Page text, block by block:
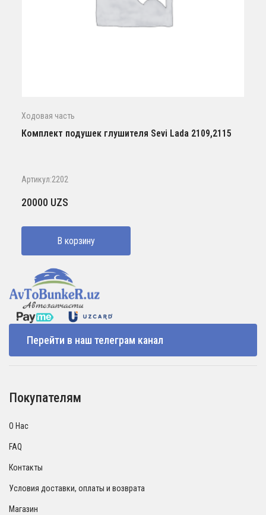
Ходовая часть
Комплект подушек глушителя Sevi Lada 2109,2115
Артикул:2202
20000 UZS
В корзину
Перейти в наш телеграм канал
Покупателям
О Нас
FAQ
Контакты
Условия доставки, оплаты и возврата
Магазин